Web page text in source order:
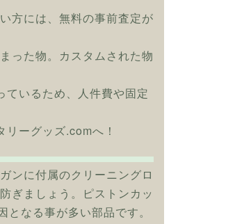
方には、無料の事前査定が
った物。カスタムされた物
ているため、人件費や固定
ーグッズ.comへ！
ンに付属のクリーニングロ
ぎましょう。ピストンカッ
なる事が多い部品です。